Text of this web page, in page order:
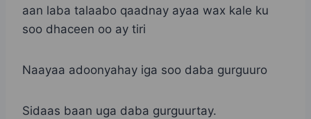
aan laba talaabo qaadnay ayaa wax kale ku
soo dhaceen oo ay tiri
Naayaa adoonyahay iga soo daba gurguuro
Sidaas baan uga daba gurguurtay.